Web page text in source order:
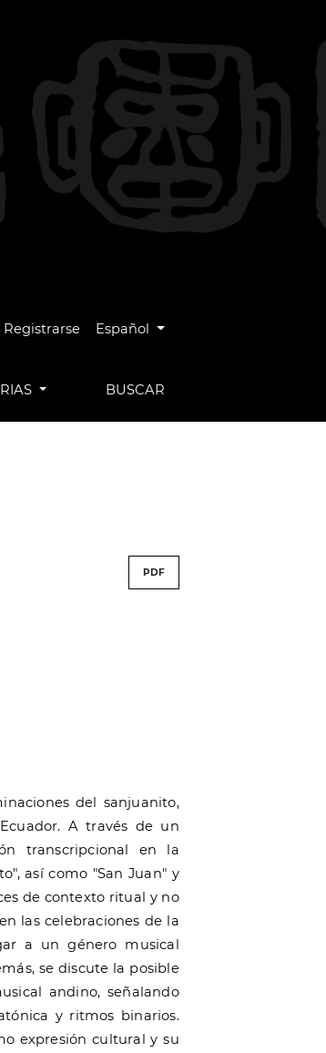
Registrarse Cambiar el idioma. El idioma actual
Español
BUSCAR
PDF
del sanjuanito,
A través de un
transcripcional en la
así como "San Juan" y
de contexto ritual y no
las celebraciones de la
a un género musical
se discute la posible
andino, señalando
y ritmos binarios.
expresión cultural y su